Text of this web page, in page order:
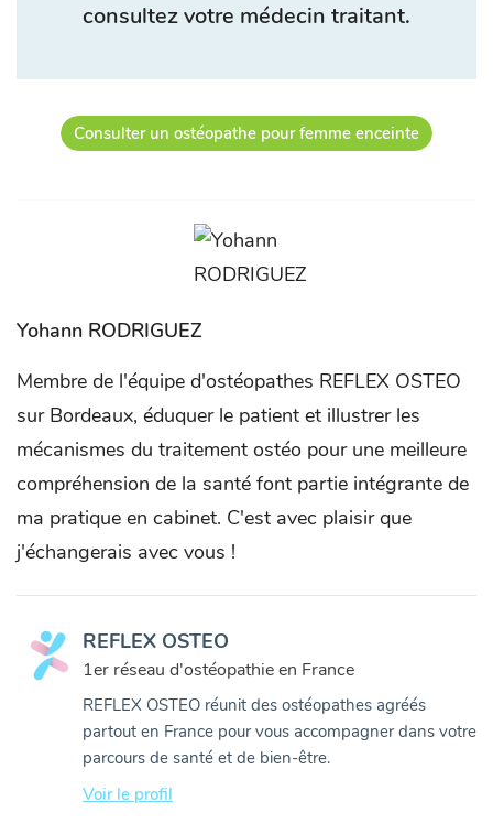
consultez votre médecin traitant.
Consulter un ostéopathe pour femme enceinte
Yohann RODRIGUEZ
Membre de l'équipe d'ostéopathes REFLEX OSTEO
sur Bordeaux, éduquer le patient et illustrer les
mécanismes du traitement ostéo pour une meilleure
compréhension de la santé font partie intégrante de
ma pratique en cabinet. C'est avec plaisir que
j'échangerais avec vous !
REFLEX OSTEO
1er réseau d'ostéopathie en France
REFLEX OSTEO réunit des ostéopathes agréés
partout en France pour vous accompagner dans votre
parcours de santé et de bien-être.
Voir le profil